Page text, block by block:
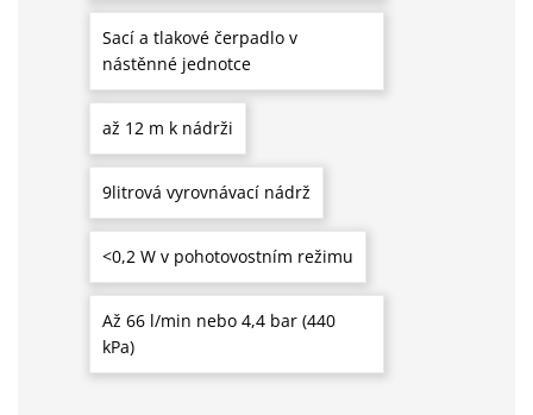
Sací a tlakové čerpadlo v
nástěnné jednotce
až 12 m k nádrži
9litrová vyrovnávací nádrž
<0,2 W v pohotovostním režimu
Až 66 l/min nebo 4,4 bar (440
kPa)